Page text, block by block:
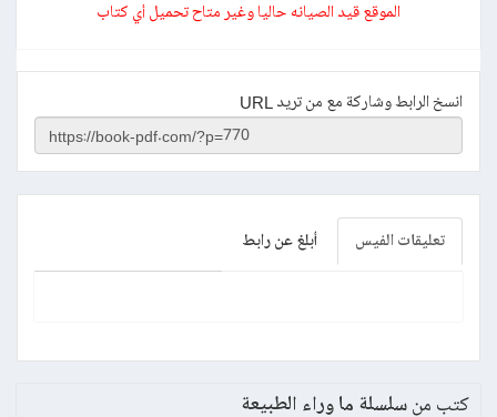
الموقع قيد الصيانه حاليا وغير متاح تحميل أي كتاب
انسخ الرابط وشاركة مع من تريد URL
تعليقات الفيس أبلغ عن رابط
كتب من سلسلة ما وراء الطبيعة